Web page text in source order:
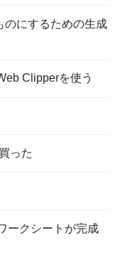
のにするための生成
Clipperを使う
った
ークシートが完成